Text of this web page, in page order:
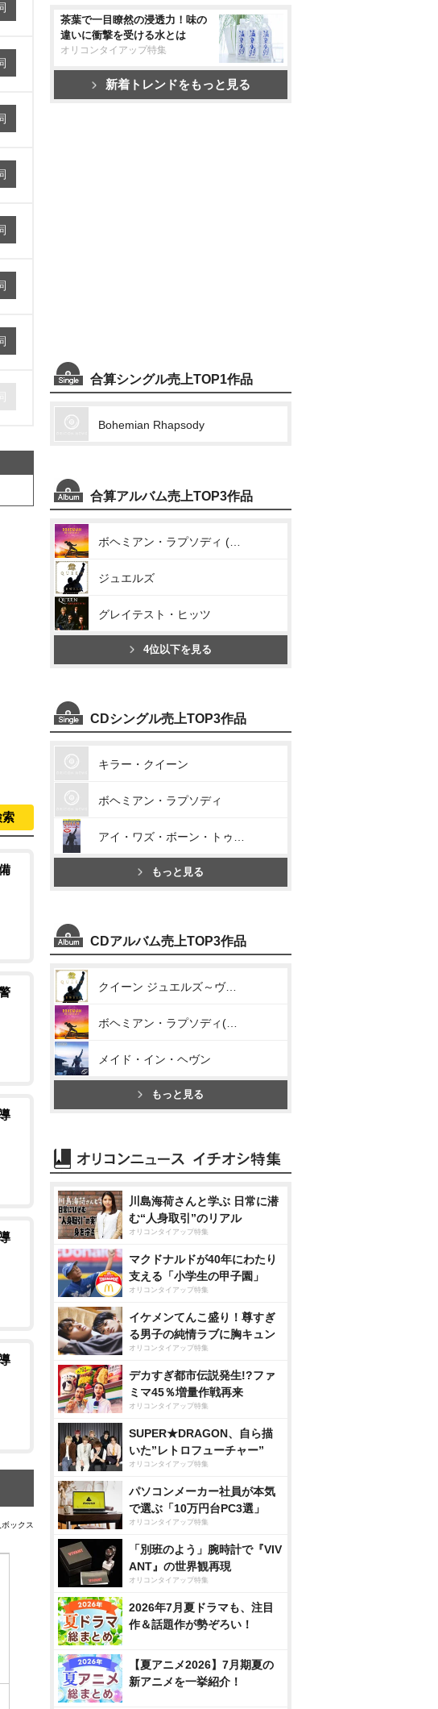
索
ックス
茶葉で一目瞭然の浸透力！味の
違いに衝撃を受ける水とは
オリコンタイアップ特集
新着トレンドをもっと見る
合算シングル売上TOP1作品
Bohemian Rhapsody
合算アルバム売上TOP3作品
ジュエルズ
グレイテスト・ヒッツ
4位以下を見る
CDシングル売上TOP3作品
キラー・クイーン
ボヘミアン・ラプソディ
もっと見る
CDアルバム売上TOP3作品
クイーン ジュエルズ～ヴェリー・ベスト・オブ・クイーン～
メイド・イン・ヘヴン
もっと見る
川島海荷さんと学ぶ 日常に潜
む“人身取引”のリアル
オリコンタイアップ特集
マクドナルドが40年にわたり
支える「小学生の甲子園」
オリコンタイアップ特集
イケメンてんこ盛り！尊すぎ
る男子の純情ラブに胸キュン
オリコンタイアップ特集
デカすぎ都市伝説発生!?ファ
ミマ45％増量作戦再来
オリコンタイアップ特集
SUPER★DRAGON、自ら描
いた”レトロフューチャー”
オリコンタイアップ特集
パソコンメーカー社員が本気
で選ぶ「10万円台PC3選」
オリコンタイアップ特集
「別班のよう」腕時計で『VIV
ANT』の世界観再現
オリコンタイアップ特集
2026年7月夏ドラマも、注目
作＆話題作が勢ぞろい！
【夏アニメ2026】7月期夏の
新アニメを一挙紹介！